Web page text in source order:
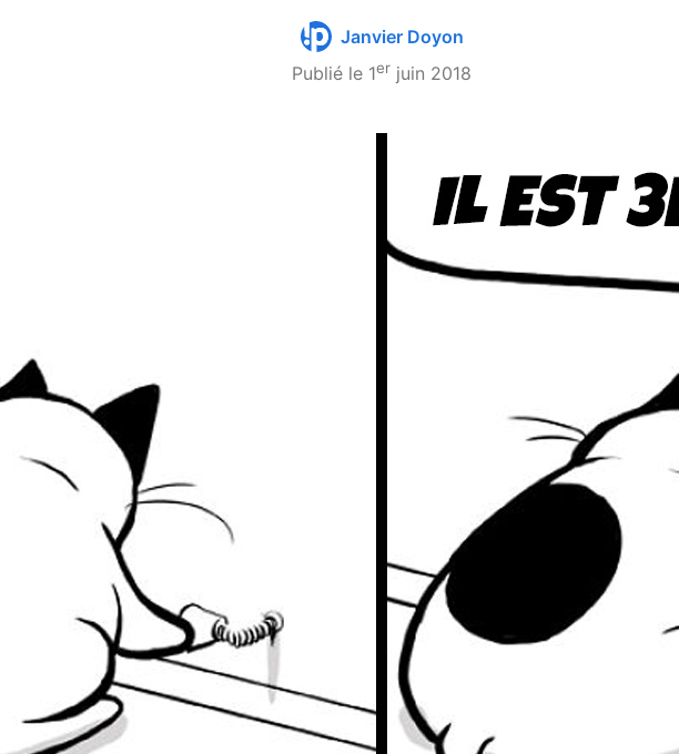
Janvier Doyon
Publié le 1er juin 2018